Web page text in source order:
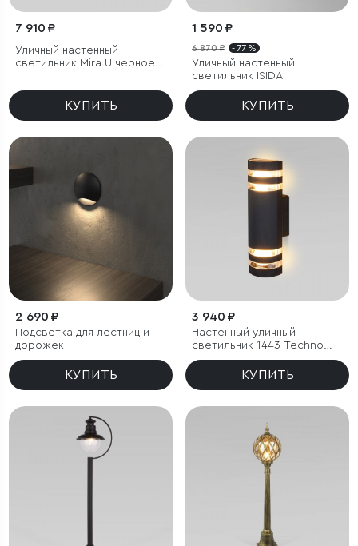
7 910 ₽
Уличный настенный
светильник Mira U черное
КУПИТЬ
1 590 ₽
6 870 ₽ - 77 %
Уличный настенный
светильник ISIDA
КУПИТЬ
2 690 ₽
Подсветка для лестниц и
дорожек
КУПИТЬ
3 940 ₽
Настенный уличный
светильник 1443 Techno
черный IP54
КУПИТЬ